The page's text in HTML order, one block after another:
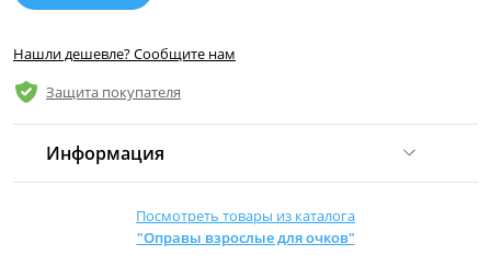
Нашли дешевле? Сообщите нам
Защита покупателя
Информация
Страна производитель:Китай
Посмотреть товары из каталога
"Оправы взрослые для очков"